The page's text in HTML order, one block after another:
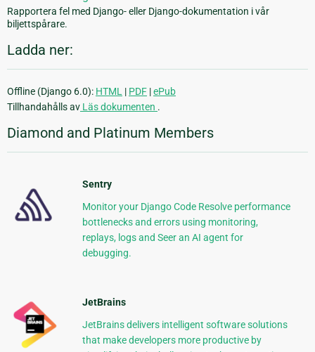
Rapportera fel med Django- eller Django-dokumentation i vår
biljettspårare.
Ladda ner:
Offline (Django 6.0): HTML | PDF |ePub
Tillhandahålls av Läs dokumenten .
Diamond and Platinum Members
Sentry
Monitor your Django Code Resolve performance
bottlenecks and errors using monitoring,
replays, logs and Seer an AI agent for
debugging.
JetBrains
JetBrains delivers intelligent software solutions
that make developers more productive by